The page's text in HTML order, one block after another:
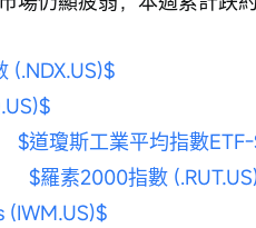
(.NDX.US)$
$道瓊斯工業平均指數
$羅素2000指數
(IWM.US)$